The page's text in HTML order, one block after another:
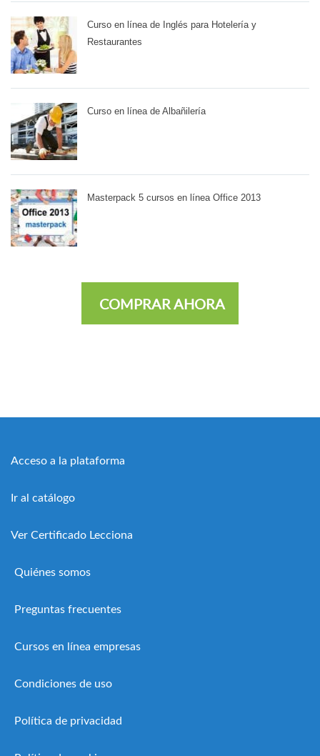
Curso en línea de Inglés para Hotelería y
Restaurantes
Curso en línea de Albañilería
Masterpack 5 cursos en línea Office 2013
COMPRAR AHORA
Acceso a la plataforma
Ir al catálogo
Ver Certificado Lecciona
Quiénes somos
Preguntas frecuentes
Cursos en línea empresas
Condiciones de uso
Política de privacidad